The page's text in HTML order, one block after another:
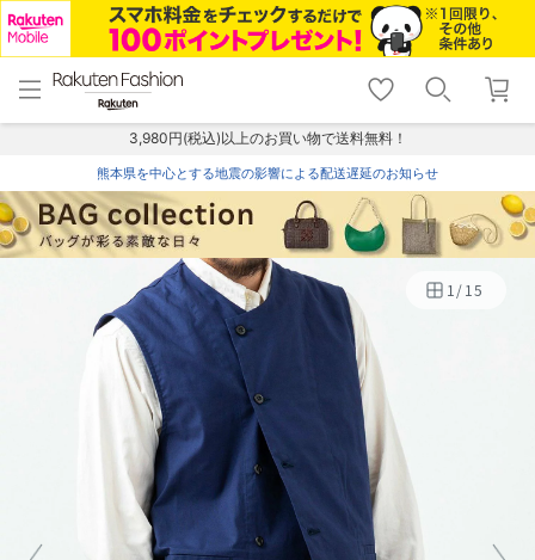
menu home
トップ
shopping_cart lock_outline
ログイン
3,980円(税込)以上のお買い物で送料無料！
熊本県を中心とする地震の影響による配送遅延のお知らせ
1/15